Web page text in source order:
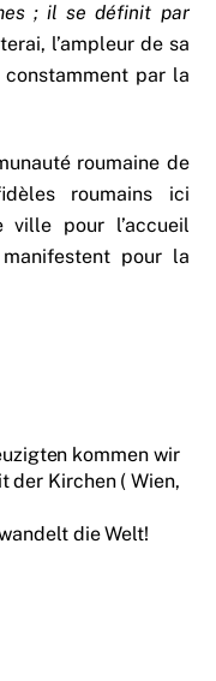
; il se définit par
l’ampleur de sa
par la
roumaine de
roumains ici
pour l’accueil
pour la
kommen wir
der Kirchen ( Wien,
die Welt!